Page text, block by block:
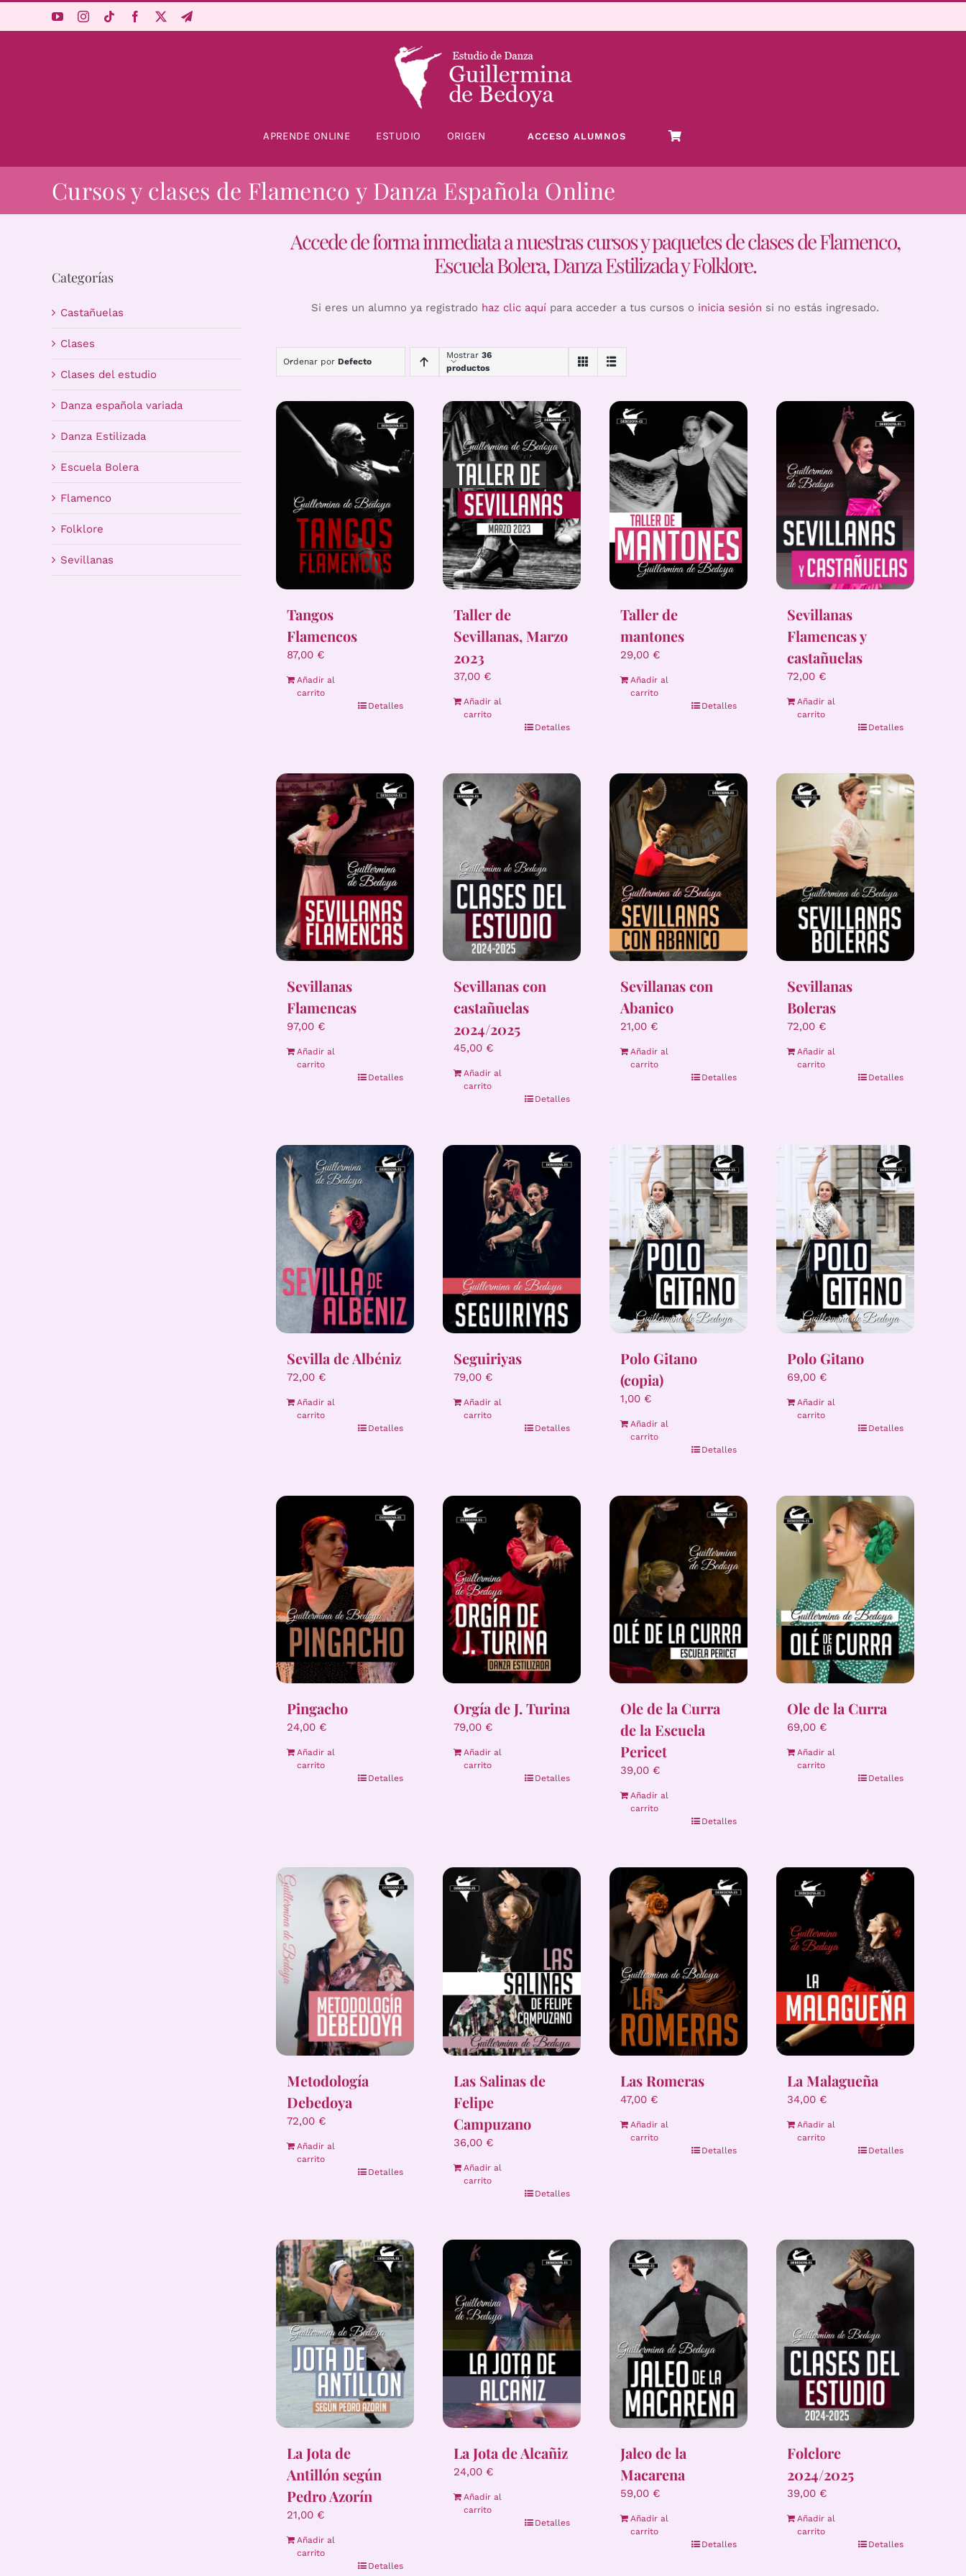
APRENDE ONLINE ESTUDIO ORIGEN ACCESO ALUMNOS
Cursos y clases de Flamenco y Danza Española Online
Categorías
Castañuelas
Clases
Clases del estudio
Danza española variada
Danza Estilizada
Escuela Bolera
Flamenco
Folklore
Sevillanas
Accede de forma inmediata a nuestras cursos y paquetes de clases de Flamenco,
Escuela Bolera, Danza Estilizada y Folklore.
Si eres un alumno ya registrado haz clic aquí para acceder a tus cursos o inicia sesión si no estás ingresado.
Ordenar por Defecto
Mostrar 36
productos
Tangos
Flamencos
87,00 €
Añadir al
carrito
Detalles
Taller de
Sevillanas, Marzo
2023
37,00 €
Añadir al
carrito
Detalles
Taller de
mantones
29,00 €
Añadir al
carrito
Detalles
Sevillanas
Flamencas y
castañuelas
72,00 €
Añadir al
carrito
Detalles
Sevillanas
Flamencas
97,00 €
Añadir al
carrito
Detalles
Sevillanas con
castañuelas
2024/2025
45,00 €
Añadir al
carrito
Detalles
Sevillanas con
Abanico
21,00 €
Añadir al
carrito
Detalles
Sevillanas
Boleras
72,00 €
Añadir al
carrito
Detalles
Sevilla de Albéniz
72,00 €
Añadir al
carrito
Detalles
Seguiriyas
79,00 €
Añadir al
carrito
Detalles
Polo Gitano
(copia)
1,00 €
Añadir al
carrito
Detalles
Polo Gitano
69,00 €
Añadir al
carrito
Detalles
Pingacho
24,00 €
Añadir al
carrito
Detalles
Orgía de J. Turina
79,00 €
Añadir al
carrito
Detalles
Ole de la Curra
de la Escuela
Pericet
39,00 €
Añadir al
carrito
Detalles
Ole de la Curra
69,00 €
Añadir al
carrito
Detalles
Metodología
Debedoya
72,00 €
Añadir al
carrito
Detalles
Las Salinas de
Felipe
Campuzano
36,00 €
Añadir al
carrito
Detalles
Las Romeras
47,00 €
Añadir al
carrito
Detalles
La Malagueña
34,00 €
Añadir al
carrito
Detalles
La Jota de
Antillón según
Pedro Azorín
21,00 €
Añadir al
carrito
Detalles
La Jota de Alcañiz
24,00 €
Añadir al
carrito
Detalles
Jaleo de la
Macarena
59,00 €
Añadir al
carrito
Detalles
Folclore
2024/2025
39,00 €
Añadir al
carrito
Detalles